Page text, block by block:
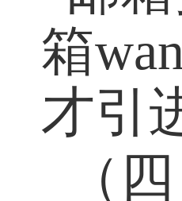
箱
才引
（